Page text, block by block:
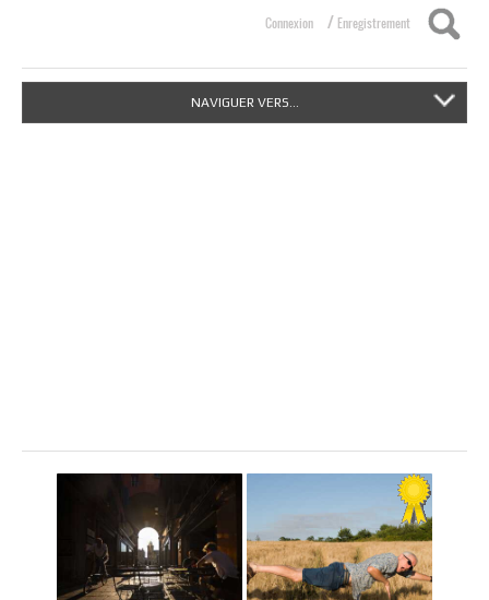
Connexion / Enregistrement
NAVIGUER VERS...